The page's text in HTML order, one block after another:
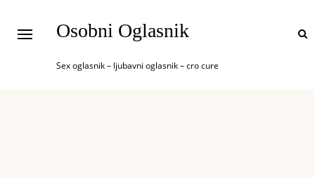
Osobni Oglasnik
Sex oglasnik – ljubavni oglasnik – cro cure